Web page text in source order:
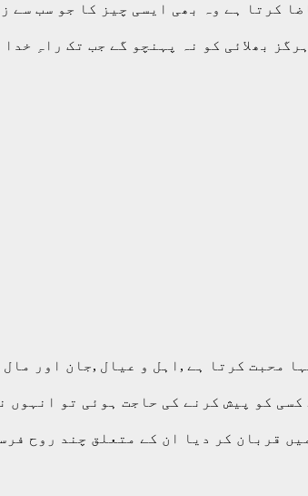
کرتا ہے وہ بھی ایسی چیز کا جو سب
بھلائی کو نہ پہنچو گے جب تک راہِ خدا
محبت کرتا ہے ,اہل و عیال ,جان اور
کو پیش کرنے کی حاجت ہوئی تو
قربان کر دیا ان کے متعلق چند روح